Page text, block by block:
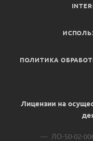
ПОЛИТИКА
Лицензии на
ЛО-50-02-